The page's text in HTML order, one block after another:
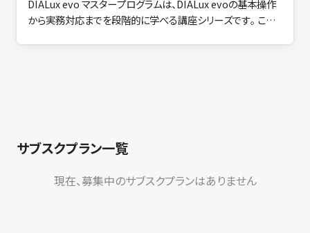
DIALux evo マスタープログラムは、DIALux evoの基本操作
から実務対応までを段階的に学べる講座シリーズです。 この
自分のペースで着実にスキルが身につきます。
サブスクプラン一覧
現在、募集中のサブスクプランはありません